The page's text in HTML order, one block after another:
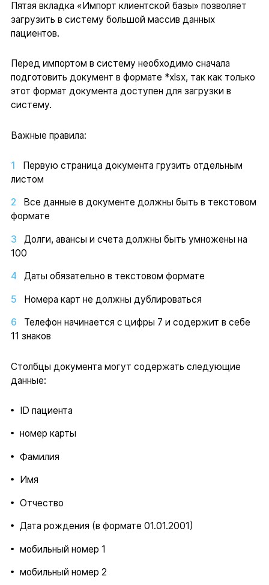
Пятая вкладка «Импорт клиентской базы» позволяет
загрузить в систему большой массив данных
пациентов.
Перед импортом в систему необходимо сначала
подготовить документ в формате *xlsx, так как только
этот формат документа доступен для загрузки в
систему.
Важные правила:
Первую страница документа грузить отдельным
листом
Все данные в документе должны быть в текстовом
формате
Долги, авансы и счета должны быть умножены на
100
Даты обязательно в текстовом формате
Номера карт не должны дублироваться
Телефон начинается с цифры 7 и содержит в себе
11 знаков
Столбцы документа могут содержать следующие
данные:
ID пациента
номер карты
Фамилия
Имя
Отчество
Дата рождения (в формате 01.01.2001)
мобильный номер 1
мобильный номер 2